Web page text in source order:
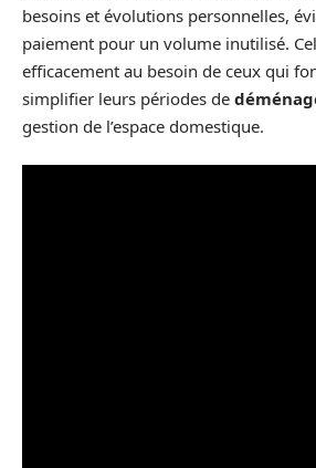
besoins et évolutions personnelles,
paiement pour un volume inutilisé.
efficacement au besoin de ceux qui
simplifier leurs périodes de
gestion de l’espace domestique.